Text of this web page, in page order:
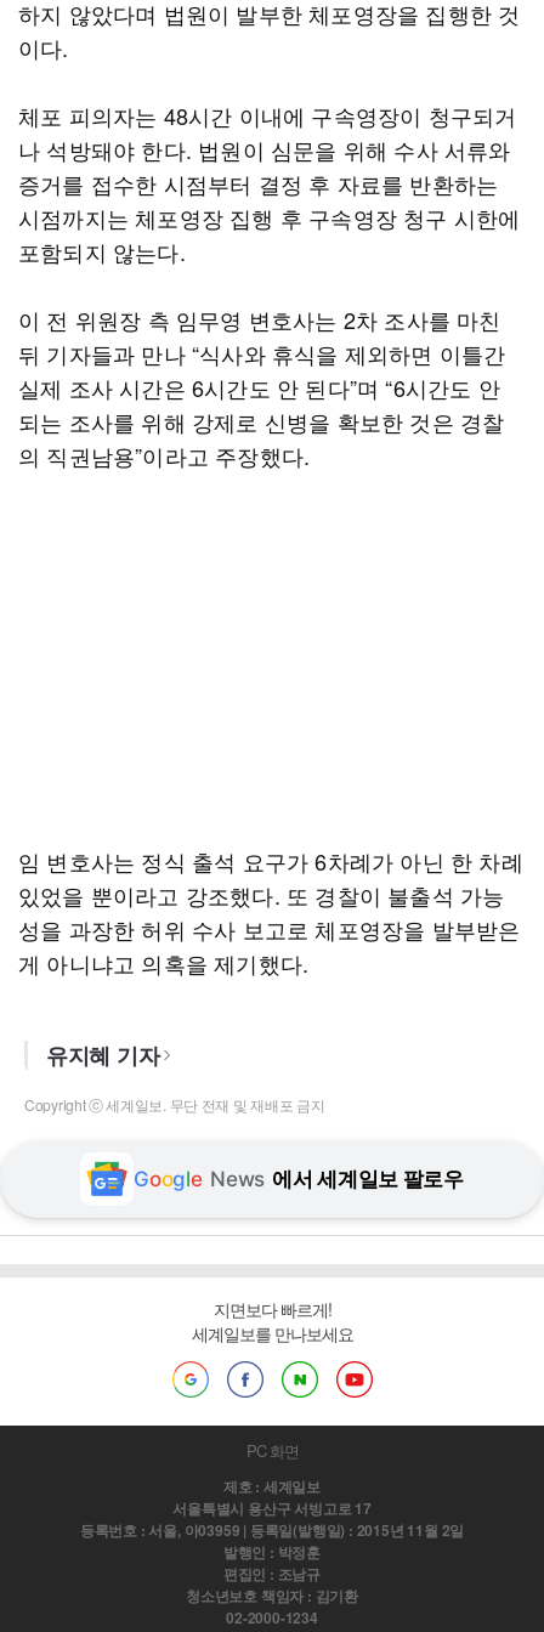
하지 않았다며 법원이 발부한 체포영장을 집행한 것
이다.
체포 피의자는 48시간 이내에 구속영장이 청구되거
나 석방돼야 한다. 법원이 심문을 위해 수사 서류와
증거를 접수한 시점부터 결정 후 자료를 반환하는
시점까지는 체포영장 집행 후 구속영장 청구 시한에
포함되지 않는다.
이 전 위원장 측 임무영 변호사는 2차 조사를 마친
뒤 기자들과 만나 “식사와 휴식을 제외하면 이틀간
실제 조사 시간은 6시간도 안 된다”며 “6시간도 안
되는 조사를 위해 강제로 신병을 확보한 것은 경찰
의 직권남용”이라고 주장했다.
임 변호사는 정식 출석 요구가 6차례가 아닌 한 차례
있었을 뿐이라고 강조했다. 또 경찰이 불출석 가능
성을 과장한 허위 수사 보고로 체포영장을 발부받은
게 아니냐고 의혹을 제기했다.
유지혜 기자
Copyright ⓒ 세계일보. 무단 전재 및 재배포 금지
Google News 에서 세계일보 팔로우
지면보다 빠르게!
세계일보를 만나보세요
PC 화면
제호 : 세계일보
서울특별시 용산구 서빙고로 17
등록번호 : 서울, 아03959 | 등록일(발행일) : 2015년 11월 2일
발행인 : 박정훈
편집인 : 조남규
청소년보호 책임자 : 김기환
02-2000-1234